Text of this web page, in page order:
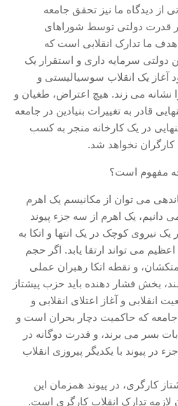
از دیدگاه ما نیز تحقق جامعه
قدرت دولتی توسط شوراهای
ما تدارک انقلابی است که
سرمایه داری و استقرار یک
آغاز یک انقلاب سوسیالیستی و
نشانه می زند. هیچ اعتراض، طغیان و
قادر به تغییرات بنیادین در جامعه
در یک کارخانه منجر به کسب
نخواهد شد.
مفهوم است؟
می توان از مکانیسم یک اهرم
یک اهرم از سه جزء پیوند
نیروی کوچک در یک انتها و اتکا به
می تواند ارتقا یابد. اگر حجم
و نقطه اتکا رهبران عملی
بخش فشار دهنده باید حزب پیشتاز
انقلابی و آغاز اعتلای انقلابی و
که حاکمیت دچار بحران است و
بسر می برند، و قدرت دوگانه در
در پیوند با یکدیگر پیروزی انقلاب
کارگری، در پیوند همزمان این
تدارک انقلاب کارگری است.